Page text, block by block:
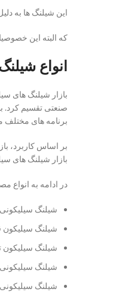
این شیلنگ ها به
که البته این
انواع
بازار شیلنگ های
صنعتی تقسیم کرد.
برنامه های مختلف
بر اساس کاربرد،
بازار شیلنگ های
در ادامه به انواع
شیلنگ
شیلنگ سیلیکون
شیلنگ سیلیکون
شیلنگ
شیلنگ